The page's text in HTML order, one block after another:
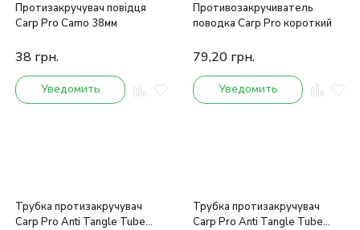
Протизакручувач повідця
Carp Pro Camo 38мм
38 грн.
Уведомить
Противозакручиватель
поводка Carp Pro короткий
79,20 грн.
Уведомить
Трубка протизакручувач
Carp Pro Anti Tangle Tube
Трубка протизакручувач
Carp Pro Anti Tangle Tube